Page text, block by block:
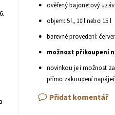
ověřený bajonetový
objem: 5 l, 10 lnebo 15 l
barevné provedení:
možnost přikoupení
novinkou je i možnost
přímo zakoupení
Přidat komentář